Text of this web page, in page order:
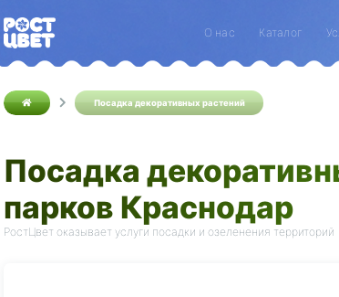
О нас Каталог
Посадка декоративных растений
Посадка
парков Краснодар
РостЦвет оказывает услуги посадки и озеленения территорий